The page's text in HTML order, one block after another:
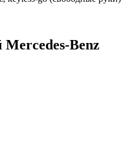
Benz